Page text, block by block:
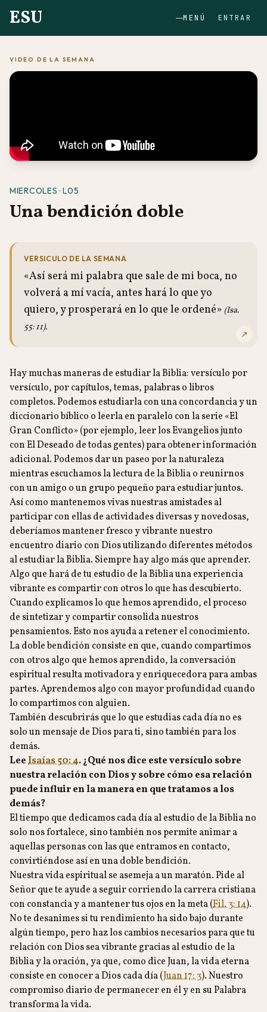
ESU MENÚ ENTRAR
VIDEO DE LA SEMANA
MIERCOLES · L05
Una bendición doble
VERSICULO DE LA SEMANA
«Así será mi palabra que sale de mi boca, no
volverá a mí vacía, antes hará lo que yo
quiero, y prosperará en lo que le ordené» (Isa.
55: 11).
↗
Hay muchas maneras de estudiar la Biblia: versículo por
versículo, por capítulos, temas, palabras o libros
completos. Podemos estudiarla con una concordancia y un
diccionario bíblico o leerla en paralelo con la serie «El
Gran Conflicto» (por ejemplo, leer los Evangelios junto
con El Deseado de todas gentes) para obtener información
adicional. Podemos dar un paseo por la naturaleza
mientras escuchamos la lectura de la Biblia o reunirnos
con un amigo o un grupo pequeño para estudiar juntos.
Así como mantenemos vivas nuestras amistades al
participar con ellas de actividades diversas y novedosas,
deberíamos mantener fresco y vibrante nuestro
encuentro diario con Dios utilizando diferentes métodos
al estudiar la Biblia. Siempre hay algo más que aprender.
Algo que hará de tu estudio de la Biblia una experiencia
vibrante es compartir con otros lo que has descubierto.
Cuando explicamos lo que hemos aprendido, el proceso
de sintetizar y compartir consolida nuestros
pensamientos. Esto nos ayuda a retener el conocimiento.
La doble bendición consiste en que, cuando compartimos
con otros algo que hemos aprendido, la conversación
espiritual resulta motivadora y enriquecedora para ambas
partes. Aprendemos algo con mayor profundidad cuando
lo compartimos con alguien.
También descubrirás que lo que estudias cada día no es
solo un mensaje de Dios para ti, sino también para los
demás.
LeeIsaías 50: 4. ¿Qué nos dice este versículo sobre
nuestra relación con Dios y sobre cómo esa relación
puede influir en la manera en que tratamos a los
demás?
El tiempo que dedicamos cada día al estudio de la Biblia no
solo nos fortalece, sino también nos permite animar a
aquellas personas con las que entramos en contacto,
convirtiéndose así en una doble bendición.
Nuestra vida espiritual se asemeja a un maratón. Pide al
Señor que te ayude a seguir corriendo la carrera cristiana
con constancia y a mantener tus ojos en la meta (Fil. 3: 14).
No te desanimes si tu rendimiento ha sido bajo durante
algún tiempo, pero haz los cambios necesarios para que tu
relación con Dios sea vibrante gracias al estudio de la
Biblia y la oración, ya que, como dice Juan, la vida eterna
consiste en conocer a Dios cada día (Juan 17: 3). Nuestro
compromiso diario de permanecer en él y en su Palabra
transforma la vida.